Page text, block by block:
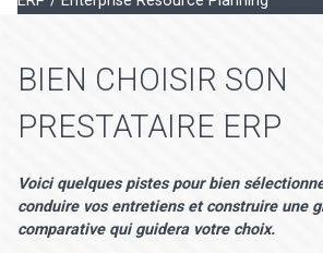
BIEN CHOISIR SON
PRESTATAIRE ERP
Voici quelques pistes pour bien
conduire vos entretiens et construire une
comparative qui guidera votre choix.